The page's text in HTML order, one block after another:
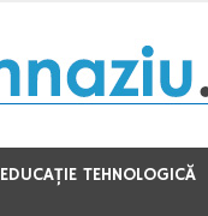
EDUCAŢIE TEHNOLOGICĂ